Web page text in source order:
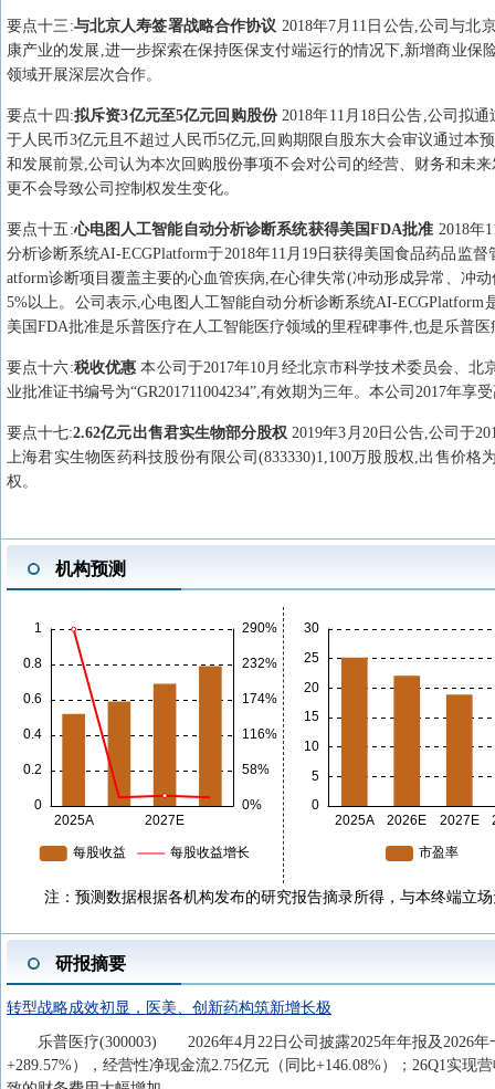
要点十三 :与北京人寿签署战略合作协议 2018年7月11日公告,公司与北
康产业的发展,进一步探索在保持医保支付端运行的情况下,新增商业
领域开展深层次合作。
要点十四 :拟斥资3亿元至5亿元回购股份2018年11月18日公告,公司拟
于人民币3亿元且不超过人民币5亿元,回购期限自股东大会审议通过本
和发展前景,公司认为本次回购股份事项不会对公司的经营、财务和未
更不会导致公司控制权发生变化。
要点十五 :心电图人工智能自动分析诊断系统获得美国FDA批准 2018年
分析诊断系统AI-ECGPlatform于2018年11月19日获得美国食品药品监
atform诊断项目覆盖主要的心血管疾病,在心律失常(冲动形成异常、冲
5%以上。公司表示,心电图人工智能自动分析诊断系统AI-
美国FDA批准是乐普医疗在人工智能医疗领域的里程碑事件,也是乐普
要点十六:税收优惠本公司于2017年10月经北京市科学技术委员会、
业批准证书编号为“GR201711004234”,有效期为三年。本公司2017年
要点十七:2.62亿元出售君实生物部分股权2019年3月20日公告,公司于
上海君实生物医药科技股份有限公司(833330)1,100万股股权,出售价
权。
机构预测
注：预测数据根据各机构发布的研究报告摘录所得，与本终端立
研报摘要
转型战略成效初显，医美、创新药构筑新增长极
乐普医疗(300003) 2026年4月22日公司披露2025年年报及2026年
+289.57%），经营性净现金流2.75亿元（同比+146.08%）；26Q1实